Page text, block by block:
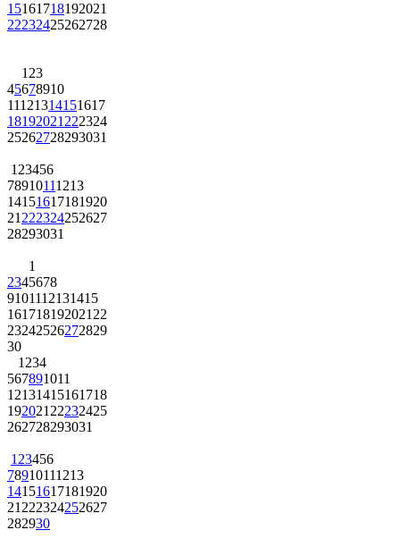
15161718192021
22232425262728
1 23
45678910
11121314151617
18192021 222324
25262728293031
1 23456
78910111213
14151617181920
21 222324252627
28293031
1
2345678
9101112131415
161718192021 22
23242526272829
30
1 234
567891011
12131415161718
192021 22232425
262728293031
1 23456
78910111213
14151617181920
21 222324252627
282930